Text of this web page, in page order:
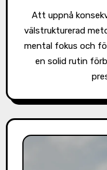
Att uppnå konsekventa slag inom sport kräver en
välstrukturerad
mental fokus och
en solid rutin